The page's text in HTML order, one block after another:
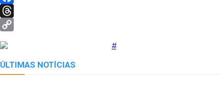
Facebook
Threads
Link
ÚLTIMAS NOTÍCIAS